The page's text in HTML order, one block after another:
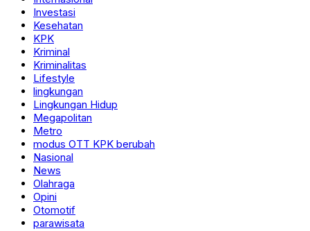
Investasi
Kesehatan
KPK
Kriminal
Kriminalitas
Lifestyle
lingkungan
Lingkungan Hidup
Megapolitan
Metro
modus OTT KPK berubah
Nasional
News
Olahraga
Opini
Otomotif
parawisata